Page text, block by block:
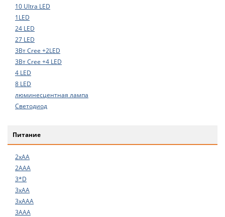
10 Ultra LED
1LED
24 LED
27 LED
3Вт Cree +2LED
3Вт Cree +4 LED
4 LED
8 LED
люминесцентная лампа
Светодиод
Питание
2xAA
2ААА
3*D
3xAA
3xAAA
3ААА